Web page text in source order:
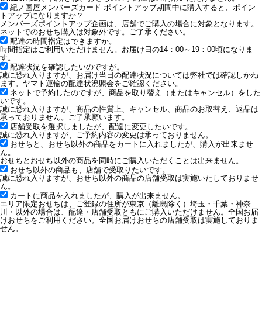
紀ノ国屋メンバーズカード ポイントアップ期間中に購入すると、ポイン
トアップになりますか？
メンバーズポイントアップ企画は、店舗でご購入の場合に対象となります。
ネットでのおせち購入は対象外です。ご了承ください。
配達の時間指定はできますか。
時間指定はご利用いただけません。お届け日の14：00～19：00頃になりま
す。
配達状況を確認したいのですが。
誠に恐れ入りますが、お届け当日の配達状況については弊社では確認しかね
ます。ヤマト運輸の配達状況照会をご確認ください。
ネットで予約したのですが、商品を取り替え（またはキャンセル）をした
いです。
誠に恐れ入りますが、商品の性質上、キャンセル、商品のお取替え、返品は
承っておりません。ご了承願います。
店舗受取を選択しましたが、配達に変更したいです。
誠に恐れ入りますが、ご予約内容の変更は承っておりません。
おせちと、おせち以外の商品をカートに入れましたが、購入が出来ませ
ん。
おせちとおせち以外の商品を同時にご購入いただくことは出来ません。
おせち以外の商品も、店舗で受取りたいです。
誠に恐れ入りますが、おせち以外の商品の店舗受取は実施いたしておりませ
ん。
カートに商品を入れましたが、購入が出来ません。
エリア限定おせちは、ご登録の住所が東京（離島除く）埼玉・千葉・神奈
川・以外の場合は、配達・店舗受取ともにご購入いただけません。全国お届
けおせちをご利用ください。全国お届けおせちの店舗受取は実施しておりま
せん。